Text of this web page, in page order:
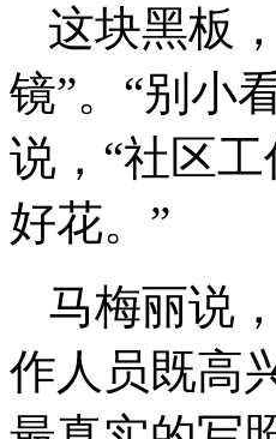
这块黑板
镜”。“别小
说，“社区
好花。”
马梅丽说
作人员既高